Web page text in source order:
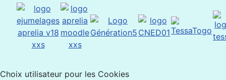
Choix utilisateur pour les Cookies